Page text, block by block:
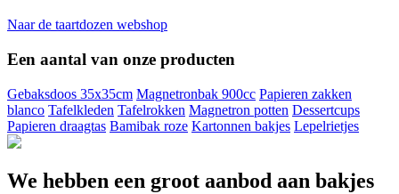
Naar de taartdozen webshop
Een aantal van onze producten
Gebaksdoos 35x35cm Magnetronbak 900cc Papieren zakken
blanco Tafelkleden Tafelrokken Magnetron potten Dessertcups
Papieren draagtas Bamibak roze Kartonnen bakjes Lepelrietjes
We hebben een groot aanbod aan bakjes